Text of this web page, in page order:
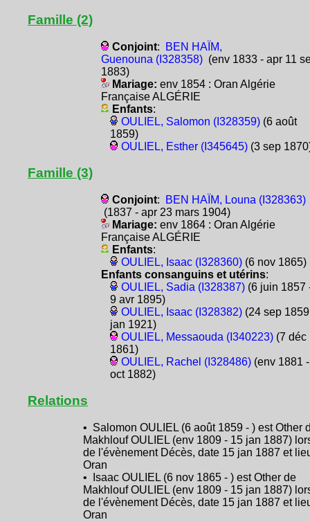
Famille (2)
Conjoint:
BEN HAÏM,
Guenouna (I328358)(env 1833 - apr 11
1883)
Mariage: env 1854 : Oran Algérie
Française ALGÉRIE
Enfants:
OULIEL, Salomon (I328359)(6 août
1859)
OULIEL, Esther (I345645)(3 sep
Famille (3)
Conjoint:
BEN HAÏM, Louna (I328363)
(1837 - apr 23 mars 1904)
Mariage: env 1864 : Oran Algérie
Française ALGÉRIE
Enfants:
OULIEL, Isaac (I328360)(6 nov 1865)
Enfants consanguins et utérins:
OULIEL, Sadia (I328387)(6 juin 1857
9 avr 1895)
OULIEL, Isaac (I328382)(24 sep
jan 1921)
OULIEL, Messaouda (I340223)(7 déc
1861)
OULIEL, Rachel (I328486)(env 1881
oct 1882)
Relations
• Salomon OULIEL (6 août 1859 - ) est Other
Makhlouf OULIEL (env 1809 - 15 jan 1887)
de l'évènement Décès, date 15 jan 1887 et
Oran
• Isaac OULIEL (6 nov 1865 - ) est Other de
Makhlouf OULIEL (env 1809 - 15 jan 1887)
de l'évènement Décès, date 15 jan 1887 et
Oran